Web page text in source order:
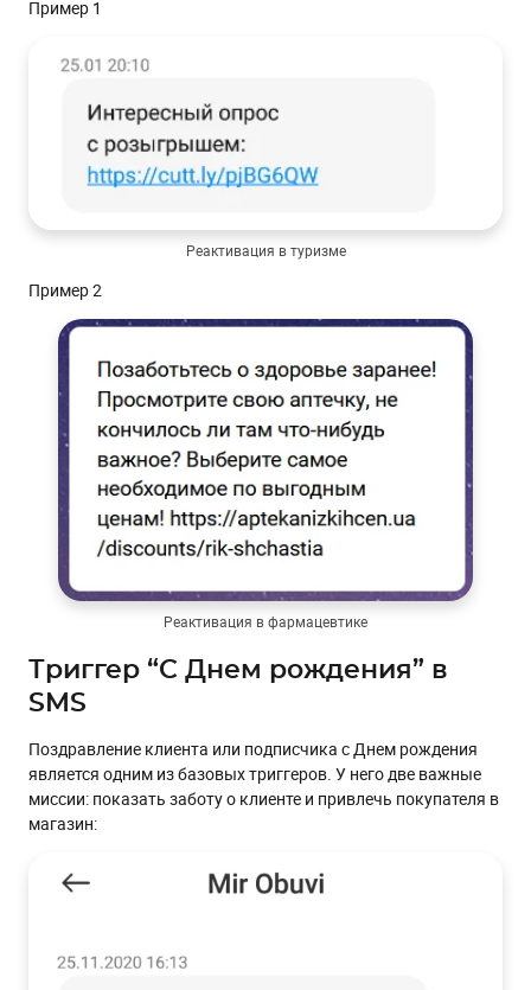
Пример 1
Реактивация в туризме
Пример 2
Реактивация в фармацевтике
Триггер “С Днем рождения” в
SMS
Поздравление клиента или подписчика с Днем рождения
является одним из базовых триггеров. У него две важные
миссии: показать заботу о клиенте и привлечь покупателя в
магазин: